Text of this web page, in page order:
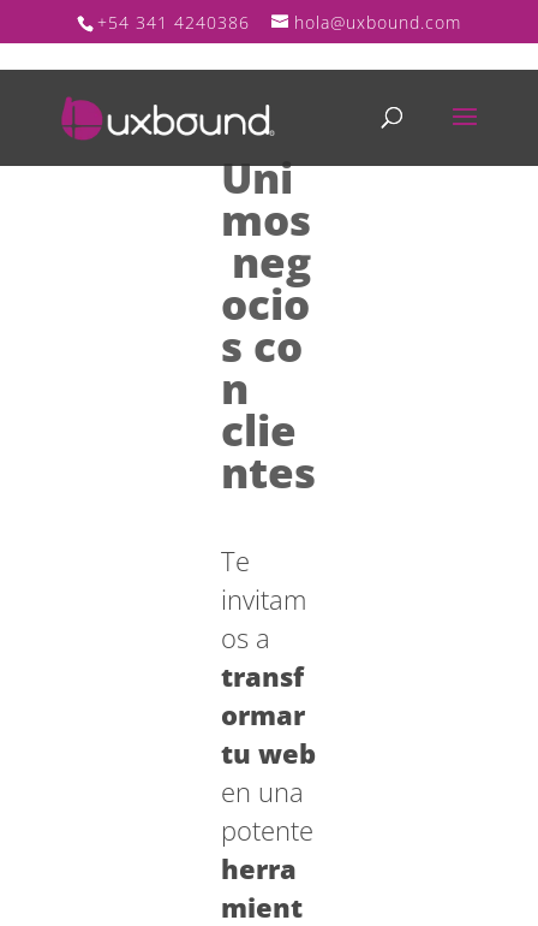
+54 341 4240386 hola@uxbound.com
Uni
mos
neg
ocio
s co
n
clie
ntes
Te
invitam
os a
transf
ormar
tu web
en una
potente
herra
mient